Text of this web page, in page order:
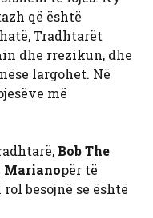
që është
Tradhtarët
dhe rrezikun, dhe
largohet. Në
më
Bob The
Marianopër të
besojnë se është